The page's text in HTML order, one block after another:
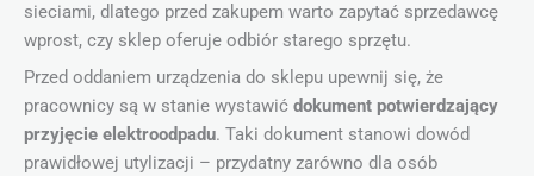
sieciami, dlatego przed zakupem warto zapytać sprzedawcę
wprost, czy sklep oferuje odbiór starego sprzętu.
Przed oddaniem urządzenia do sklepu upewnij się, że
pracownicy są w stanie wystawić dokument potwierdzający
przyjęcie elektroodpadu. Taki dokument stanowi dowód
prawidłowej utylizacji – przydatny zarówno dla osób